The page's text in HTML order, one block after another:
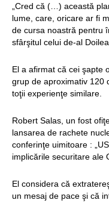
„Cred că (…) această
lume, care, oricare ar fi
de cursa noastră pentru
sfârşitul celui de-al
El a afirmat că cei şapte
grup de aproximativ 120
toţii experienţe similare.
Robert Salas, un fost
lansarea de rachete
conferinţe uimitoare :
implicările securitare ale
El considera că
un mesaj de pace şi că